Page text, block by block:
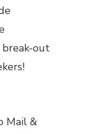
break-out
Mail &